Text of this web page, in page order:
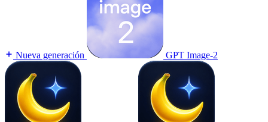
Nueva generación GPT Image-2